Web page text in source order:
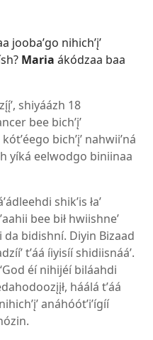
joobaʼgo nihichʼįʼ
Maria ákódzaa baa
shiyáázh 18
bee bichʼįʼ
bichʼįʼ nahwiiʼná
yíká eelwodgo biniinaa
shikʼis łaʼ
bee bił hwiishneʼ
da bidishní. Diyin Bizaad
tʼáá íiyisíí shidiisnááʼ.
éí nihijéí biláahdi
háálá tʼáá
anáhóótʼiʼígíí